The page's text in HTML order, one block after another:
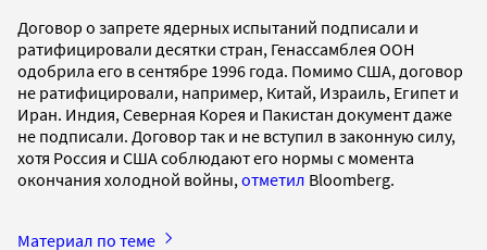
Договор о запрете ядерных испытаний подписали и
ратифицировали десятки стран, Генассамблея ООН
одобрила его в сентябре 1996 года. Помимо США, договор
не ратифицировали, например, Китай, Израиль, Египет и
Иран. Индия, Северная Корея и Пакистан документ даже
не подписали. Договор так и не вступил в законную силу,
хотя Россия и США соблюдают его нормы с момента
окончания холодной войны, отметил Bloomberg.
Материал по теме